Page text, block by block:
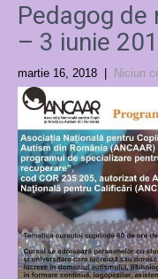
Pedagog de
– 3 iunie
martie 16, 2018 Niciun